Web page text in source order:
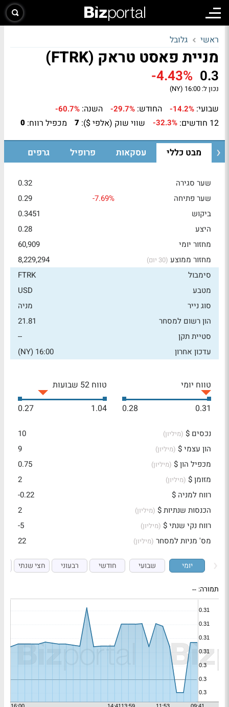
ראשי גלובל
מניית פאסט טראק (FTRK)
0.3
-4.43%
נכון ל: 16:00 (NY)
שבועי: -14.2% החודש: -29.7% השנה: -60.7%
12 חודשים: -32.3% שווי שוק (אלפי $): 7 מכפיל רווח: 0
מבט כללי עסקאות פרופיל גרפים
שער סגירה
0.32
שער פתיחה
-7.69%
0.29
ביקוש
0.3451
היצע
0.28
מחזור יומי
60,909
מחזור ממוצע (30 יום)
8,229,294
סימבול
FTRK
מטבע
USD
סוג נייר
מניה
הון רשום למסחר
21.81
סטיית תקן
--
עדכון אחרון
16:00 (NY)
טווח יומי
0.31
0.28
טווח 52 שבועות
1.04
0.27
נכסים $ (מיליון)
10
הון עצמי $ (מיליון)
9
מכפיל הון $ (מיליון)
0.75
מזומן $ (מיליון)
2
רווח למניה $
-0.22
הכנסות שנתיות $ (מיליון)
2
רווח נקי שנתי $ (מיליון)
-5
מס' מניות למסחר (מיליון) 22
יומי שבועי חודשי רבעוני חצי שנתי
תמורה: --